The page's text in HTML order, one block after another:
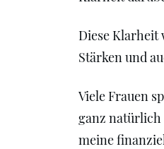
Diese Klarheit
Stärken und
Viele Frauen
ganz natürlich
meine